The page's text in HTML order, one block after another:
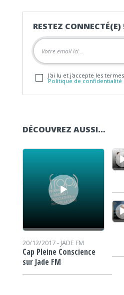
RESTEZ CONNECTÉ(E)
J'ai lu et j'accepte les
Politique de confidentialité
DÉCOUVREZ AUSSI…
Lecteur audio
20/12/2017 - JADE FM
Cap Pleine Conscience
sur Jade FM